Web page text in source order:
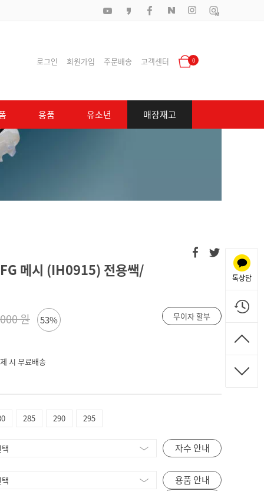
로그인 회원가입 주문배송 고객센터 0
용품 유소년 매장재고
메시 (IH0915) 전용쌕/
원 53% 무이자 할부
시 무료배송
285 290 295
자수 안내
용품 안내
톡상담